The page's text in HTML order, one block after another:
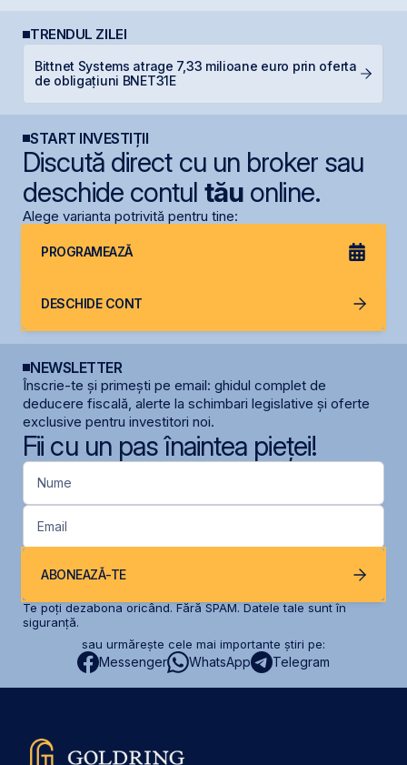
TRENDUL ZILEI
Bittnet Systems atrage 7,33 milioane euro prin oferta
de obligațiuni BNET31E
START INVESTIȚII
Discută direct cu un broker sau
deschide contul tăuonline.
Alege varianta potrivită pentru tine:
PROGRAMEAZĂ
DESCHIDE CONT
NEWSLETTER
Înscrie-te și primești pe email: ghidul complet de
deducere fiscală, alerte la schimbari legislative și oferte
exclusive pentru investitori noi.
Fii cu un pas înaintea pieței!
Nume
Email
ABONEAZĂ-TE
Te poți dezabona oricând. Fără SPAM. Datele tale sunt în
siguranță.
sau urmărește cele mai importante știri pe:
Messenger WhatsApp Telegram